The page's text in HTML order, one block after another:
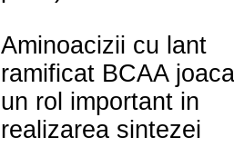
Aminoacizii cu lant
ramificat BCAA joaca
un rol important in
realizarea sintezei